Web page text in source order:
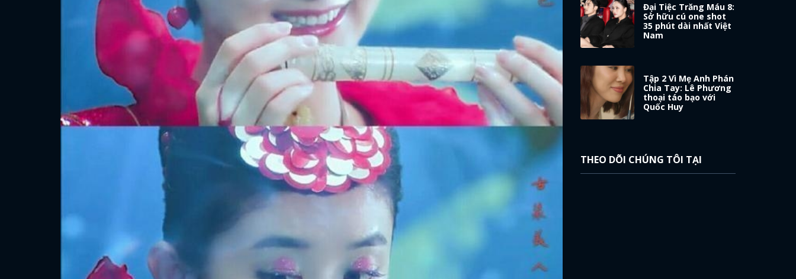
ĐĂNG NHẬP
FACEBOOK
Đại Tiệc Trăng Máu 8:
Sở hữu cú one shot
35 phút dài nhất Việt
Nam
Tập 2 Vì Mẹ Anh Phán
Chia Tay: Lê Phương
thoại táo bạo với
Quốc Huy
THEO DÕI CHÚNG TÔI TẠI